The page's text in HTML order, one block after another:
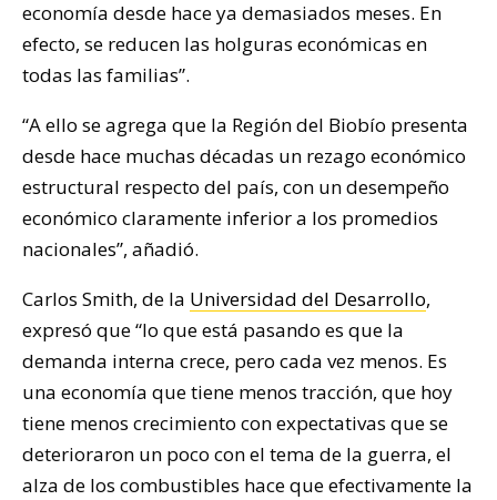
economía desde hace ya demasiados meses. En
efecto, se reducen las holguras económicas en
todas las familias”.
“A ello se agrega que la Región del Biobío presenta
desde hace muchas décadas un rezago económico
estructural respecto del país, con un desempeño
económico claramente inferior a los promedios
nacionales”, añadió.
Carlos Smith, de la Universidad del Desarrollo,
expresó que “lo que está pasando es que la
demanda interna crece, pero cada vez menos. Es
una economía que tiene menos tracción, que hoy
tiene menos crecimiento con expectativas que se
deterioraron un poco con el tema de la guerra, el
alza de los combustibles hace que efectivamente la